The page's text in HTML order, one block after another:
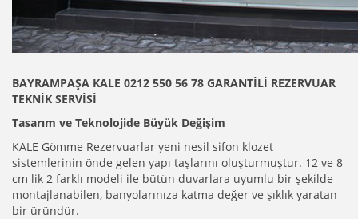
BAYRAMPAŞA KALE 0212 550 56 78 GARANTİLİ REZERVUAR
TEKNİK SERVİSİ
Tasarım ve Teknolojide Büyük Değişim
KALE Gömme Rezervuarlar yeni nesil sifon klozet
sistemlerinin önde gelen yapı taşlarını oluşturmuştur. 12 ve 8
cm lik 2 farklı modeli ile bütün duvarlara uyumlu bir şekilde
montajlanabilen, banyolarınıza katma değer ve şıklık yaratan
bir üründür.